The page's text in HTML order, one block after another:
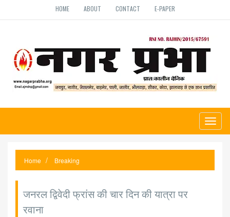
HOME ABOUT CONTACT E-PAPER
Home Breaking
जनरल द्विवेदी फ्रांस की चार दिन की यात्रा पर
रवाना